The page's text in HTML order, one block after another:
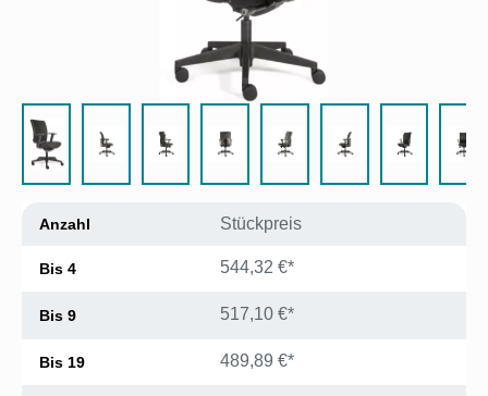
Anzahl Stückpreis
Bis 4 544,32 €*
Bis 9 517,10 €*
Bis 19 489,89 €*